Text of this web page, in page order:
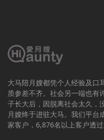
大马陪月嫂都凭个人经验及口
质参差不齐。社会另一端也有
子长大后，因脱离社会太久，
月嫂终于进驻大马。我们平台
家客户，6,876名以上客户透